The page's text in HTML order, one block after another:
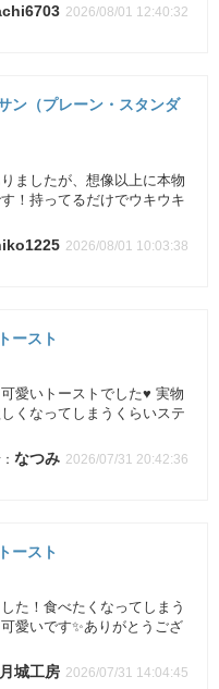
2026/08/01 12:40:32
ン（プレーン・スタンダ
ましたが、想像以上に本物
！持ってるだけでウキウキ
2026/08/01 10:03:38
ースト
愛いトーストでした♥ 実物
くなってしまうくらいステ
なつみ 2026/07/31 20:42:36
ースト
た！食べたくなってしまう
愛いです✨ありがとうござ
月城工房 2026/07/31 14:04:45